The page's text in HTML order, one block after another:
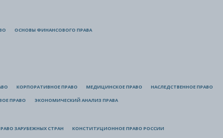
ОСНОВЫ ФИНАНСОВОГО ПРАВА
КОРПОРАТИВНОЕ ПРАВО МЕДИЦИНСКОЕ ПРАВО НАСЛЕДСТВЕННОЕ ПРАВО
ПРАВО ЭКОНОМИЧЕСКИЙ АНАЛИЗ ПРАВА
ЗАРУБЕЖНЫХ СТРАН КОНСТИТУЦИОННОЕ ПРАВО РОССИИ